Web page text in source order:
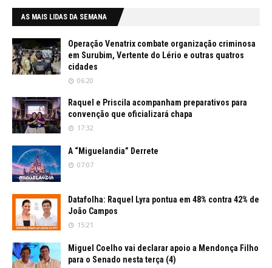
AS MAIS LIDAS DA SEMANA
Operação Venatrix combate organização criminosa
em Surubim, Vertente do Lério e outras quatros
cidades
06:20
Raquel e Priscila acompanham preparativos para
convenção que oficializará chapa
17:32
A “Miguelandia” Derrete
07:07
Datafolha: Raquel Lyra pontua em 48% contra 42% de
João Campos
15:21
Miguel Coelho vai declarar apoio a Mendonça Filho
para o Senado nesta terça (4)